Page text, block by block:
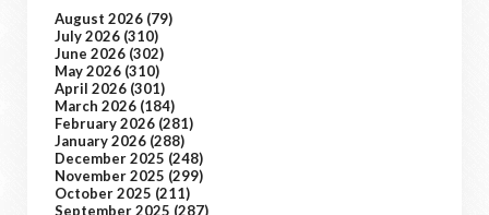
August 2026 (79)
July 2026 (310)
June 2026 (302)
May 2026 (310)
April 2026 (301)
March 2026 (184)
February 2026 (281)
January 2026 (288)
December 2025 (248)
November 2025 (299)
October 2025 (211)
September 2025 (287)